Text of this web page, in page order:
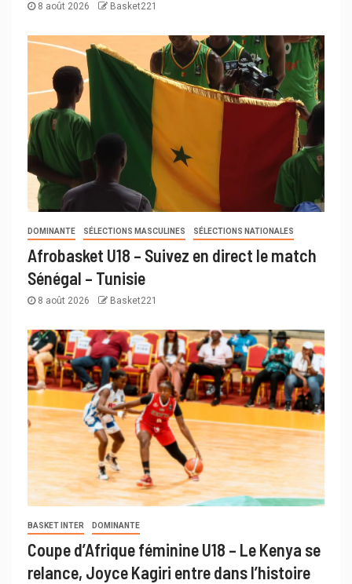
8 août 2026 Basket221
DOMINANTE SÉLECTIONS MASCULINES SÉLECTIONS NATIONALES
Afrobasket U18 – Suivez en direct le match
Sénégal – Tunisie
8 août 2026 Basket221
BASKET INTER DOMINANTE
Coupe d’Afrique féminine U18 – Le Kenya se
relance, Joyce Kagiri entre dans l’histoire